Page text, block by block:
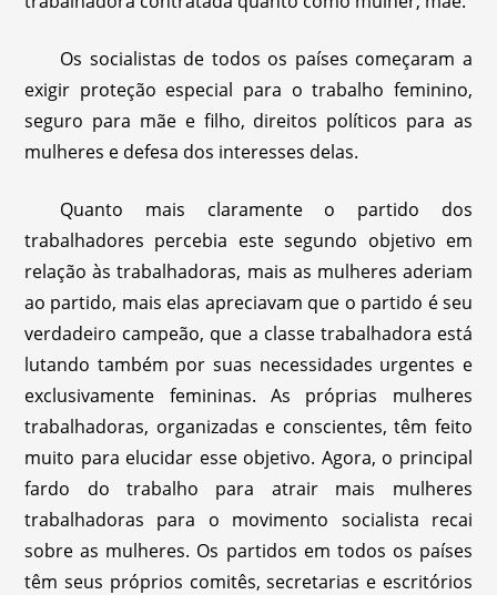
Os socialistas de todos os países começaram a
exigir proteção especial para o trabalho feminino,
seguro para mãe e filho, direitos políticos para as
mulheres e defesa dos interesses delas.
Quanto mais claramente o partido dos
trabalhadores percebia este segundo objetivo em
relação às trabalhadoras, mais as mulheres aderiam
ao partido, mais elas apreciavam que o partido é seu
verdadeiro campeão, que a classe trabalhadora está
lutando também por suas necessidades urgentes e
exclusivamente femininas. As próprias mulheres
trabalhadoras, organizadas e conscientes, têm feito
muito para elucidar esse objetivo. Agora, o principal
fardo do trabalho para atrair mais mulheres
trabalhadoras para o movimento socialista recai
sobre as mulheres. Os partidos em todos os países
têm seus próprios comitês, secretarias e escritórios